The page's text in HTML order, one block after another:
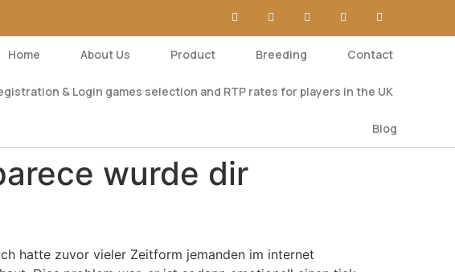
Home About Us Product Breeding Contact
& Login games selection and RTP rates for players in the UK
Blog
wurde dir
hatte zuvor vieler Zeitform jemanden im internet